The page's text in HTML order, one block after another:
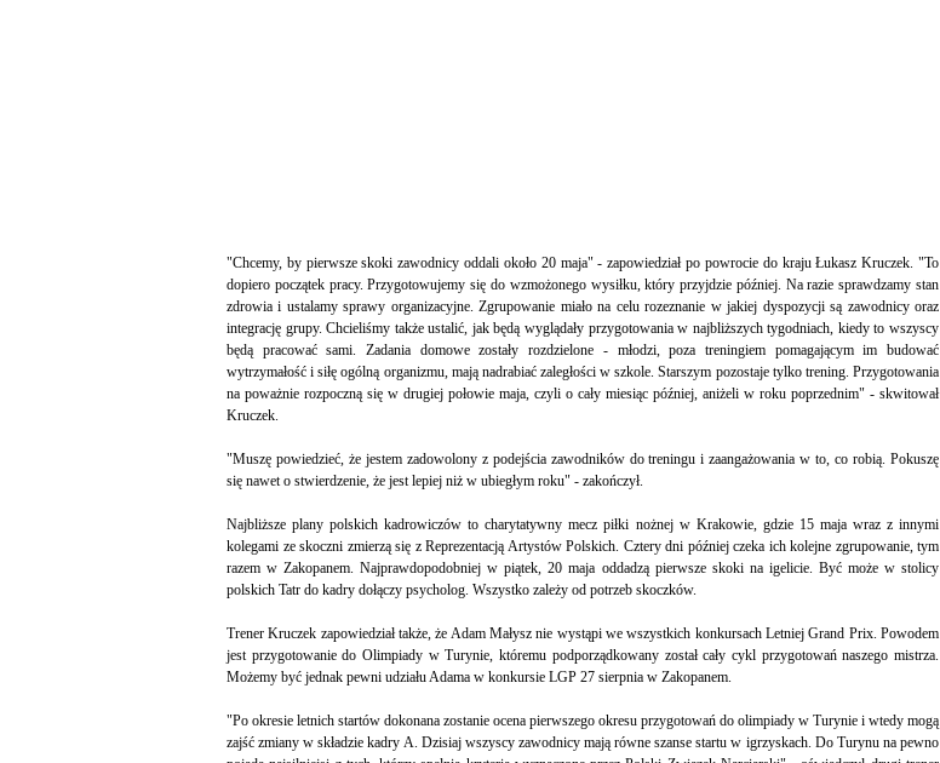
"Chcemy, by pierwsze skoki zawodnicy oddali około 20 maja" - zapowiedział po powrocie do kraju Łukasz Kruczek. "To
dopiero początek pracy. Przygotowujemy się do wzmożonego wysiłku, który przyjdzie później. Na razie sprawdzamy stan
zdrowia i ustalamy sprawy organizacyjne. Zgrupowanie miało na celu rozeznanie w jakiej dyspozycji są zawodnicy oraz
integrację grupy. Chcieliśmy także ustalić, jak będą wyglądały przygotowania w najbliższych tygodniach, kiedy to wszyscy
będą pracować sami. Zadania domowe zostały rozdzielone - młodzi, poza treningiem pomagającym im budować
wytrzymałość i siłę ogólną organizmu, mają nadrabiać zaległości w szkole. Starszym pozostaje tylko trening. Przygotowania
na poważnie rozpoczną się w drugiej połowie maja, czyli o cały miesiąc później, aniżeli w roku poprzednim" - skwitował
Kruczek.
"Muszę powiedzieć, że jestem zadowolony z podejścia zawodników do treningu i zaangażowania w to, co robią. Pokuszę
się nawet o stwierdzenie, że jest lepiej niż w ubiegłym roku" - zakończył.
Najbliższe plany polskich kadrowiczów to charytatywny mecz piłki nożnej w Krakowie, gdzie 15 maja wraz z innymi
kolegami ze skoczni zmierzą się z Reprezentacją Artystów Polskich. Cztery dni później czeka ich kolejne zgrupowanie, tym
razem w Zakopanem. Najprawdopodobniej w piątek, 20 maja oddadzą pierwsze skoki na igelicie. Być może w stolicy
polskich Tatr do kadry dołączy psycholog. Wszystko zależy od potrzeb skoczków.
Trener Kruczek zapowiedział także, że Adam Małysz nie wystąpi we wszystkich konkursach Letniej Grand Prix. Powodem
jest przygotowanie do Olimpiady w Turynie, któremu podporządkowany został cały cykl przygotowań naszego mistrza.
Możemy być jednak pewni udziału Adama w konkursie LGP 27 sierpnia w Zakopanem.
"Po okresie letnich startów dokonana zostanie ocena pierwszego okresu przygotowań do olimpiady w Turynie i wtedy mogą
zajść zmiany w składzie kadry A. Dzisiaj wszyscy zawodnicy mają równe szanse startu w igrzyskach. Do Turynu na pewno